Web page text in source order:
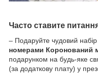
Часто ставите
– Подаруйте чудовий набір
номерами Коронований
подарунком на будь-яке
(за додаткову плату) у